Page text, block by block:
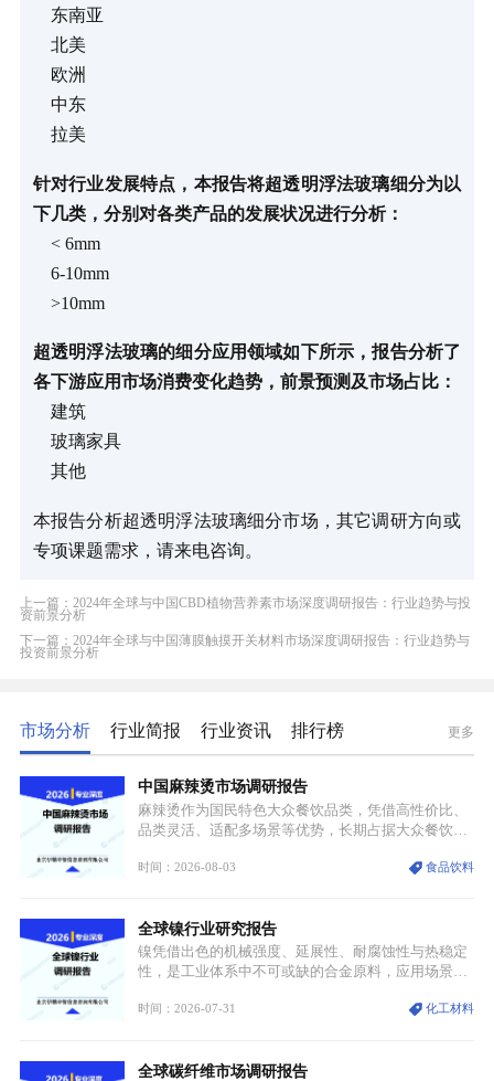
东南亚
北美
欧洲
中东
拉美
针对行业发展特点，本报告将超透明浮法玻璃细分为以
下几类，分别对各类产品的发展状况进行分析：
< 6mm
6-10mm
>10mm
超透明浮法玻璃的细分应用领域如下所示，报告分析了
各下游应用市场消费变化趋势，前景预测及市场占比：
建筑
玻璃家具
其他
本报告分析超透明浮法玻璃细分市场，其它调研方向或
专项课题需求，请来电咨询。
上一篇：2024年全球与中国CBD植物营养素市场深度调研报告：行业趋势与投
资前景分析
下一篇：2024年全球与中国薄膜触摸开关材料市场深度调研报告：行业趋势与
投资前景分析
市场分析 行业简报 行业资讯 排行榜 更多
中国麻辣烫市场调研报告
麻辣烫作为国民特色大众餐饮品类，凭借高性价比、
品类灵活、适配多场景等优势，长期占据大众餐饮重
型，叠加消费需求升级、线上流量变革、新零售业态
特点，在消费、创业、政策、技术多重驱动下，依旧
具备强劲的发展活力。
时间：2026-08-03 食品饮料
全球镍行业研究报告
镍凭借出色的机械强度、延展性、耐腐蚀性与热稳定
性，是工业体系中不可或缺的合金原料，应用场景横
用价值难以被替代。依托理化优势，镍被全球主要经
型为新能源核心战略矿产，全球产业形成“印尼掌控
时间：2026-07-31 化工材料
全球碳纤维市场调研报告